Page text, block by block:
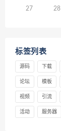
27 28
标签列表
源码 下载
论坛 模板
视频 引流
活动 服务器